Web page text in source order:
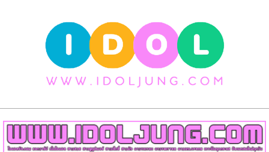
วาร์
ป